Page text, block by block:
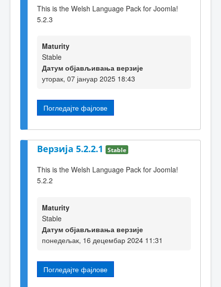
This is the Welsh Language Pack for Joomla!
5.2.3
Maturity
Stable
Датум објављивања верзије
уторак, 07 јануар 2025 18:43
Погледајте фајлове
Верзија 5.2.2.1 Stable
This is the Welsh Language Pack for Joomla!
5.2.2
Maturity
Stable
Датум објављивања верзије
понедељак, 16 децембар 2024 11:31
Погледајте фајлове